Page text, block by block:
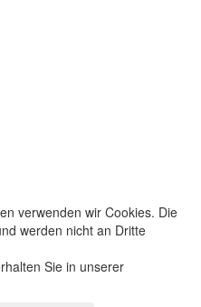
verwenden wir Cookies. Die
werden nicht an Dritte
Sie in unserer